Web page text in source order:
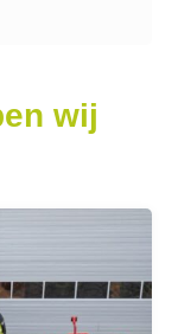
wij